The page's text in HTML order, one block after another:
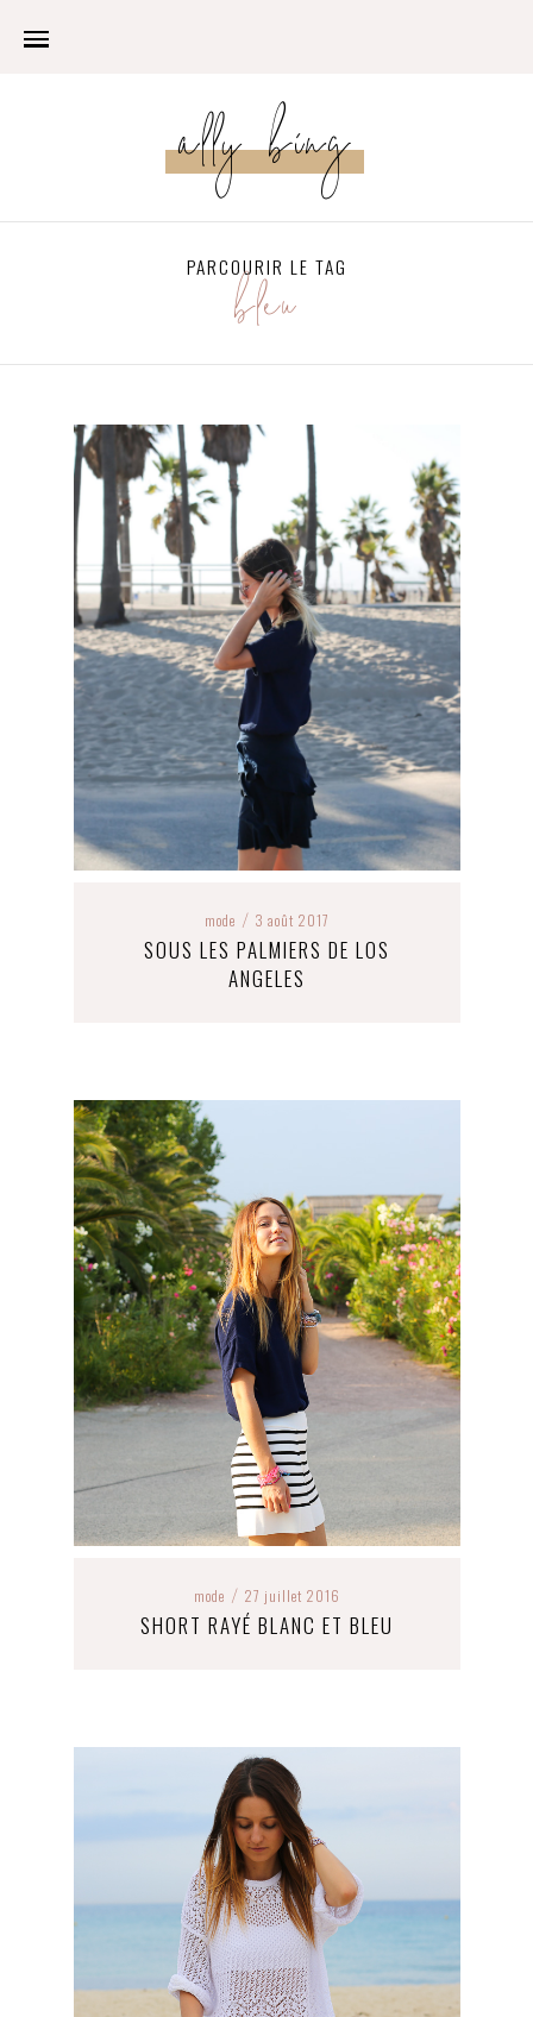
ally bing
PARCOURIR LE TAG
bleu
mode / 3 août 2017
SOUS LES PALMIERS DE LOS
ANGELES
mode / 27 juillet 2016
SHORT RAYÉ BLANC ET BLEU